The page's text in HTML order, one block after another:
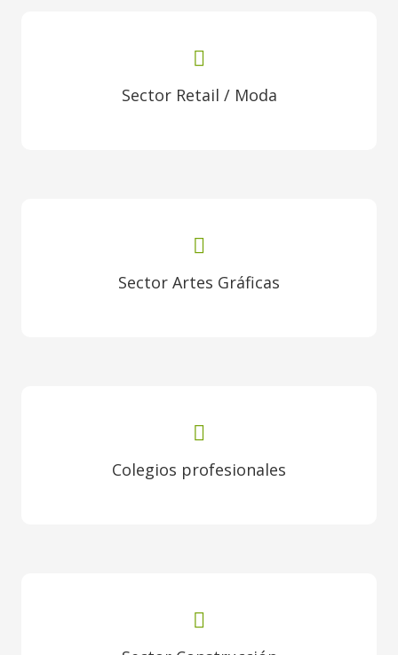
Sector Retail / Moda
Sector Artes Gráficas
Colegios profesionales